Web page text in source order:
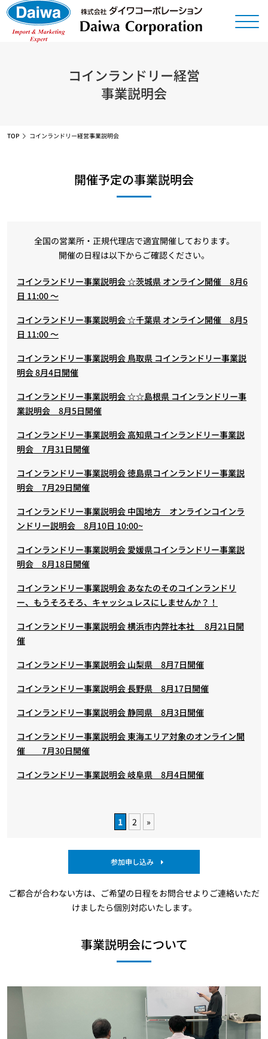
コインランドリー経営
事業説明会
TOP コインランドリー経営事業説明会
開催予定の事業説明会
全国の営業所・正規代理店で適宜開催しております。
開催の日程は以下からご確認ください。
コインランドリー事業説明会 ☆茨城県 オンライン開催 8月6
日 11:00 ～
コインランドリー事業説明会 ☆千葉県 オンライン開催 8月5
日 11:00 ～
コインランドリー事業説明会 鳥取県 コインランドリー事業説
明会 8月4日開催
コインランドリー事業説明会 ☆☆島根県 コインランドリー事
業説明会 8月5日開催
コインランドリー事業説明会 高知県コインランドリー事業説
明会 7月31日開催
コインランドリー事業説明会 徳島県コインランドリー事業説
明会 7月29日開催
コインランドリー事業説明会 中国地方 オンラインコインラ
ンドリー説明会 8月10日 10:00~
コインランドリー事業説明会 愛媛県コインランドリー事業説
明会 8月18日開催
コインランドリー事業説明会 あなたのそのコインランドリ
ー、もうそろそろ、キャッシュレスにしませんか？！
コインランドリー事業説明会 横浜市内弊社本社 8月21日開
催
コインランドリー事業説明会 山梨県 8月7日開催
コインランドリー事業説明会 長野県 8月17日開催
コインランドリー事業説明会 静岡県 8月3日開催
コインランドリー事業説明会 東海エリア対象のオンライン開
催 7月30日開催
コインランドリー事業説明会 岐阜県 8月4日開催
1 2 »
参加申し込み
ご都合が合わない方は、ご希望の日程をお問合せよりご連絡いただ
けましたら個別対応いたします。
事業説明会について